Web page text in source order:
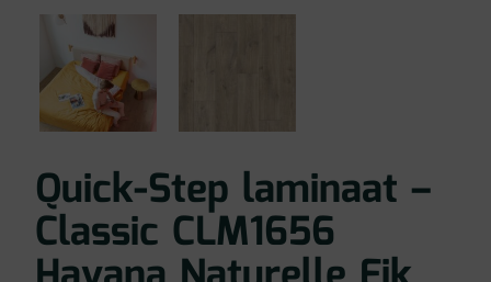
Quick-Step laminaat –
Classic CLM1656